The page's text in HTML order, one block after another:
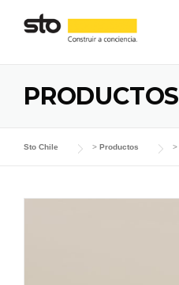
PRODUCTOS
Sto Chile > Productos >